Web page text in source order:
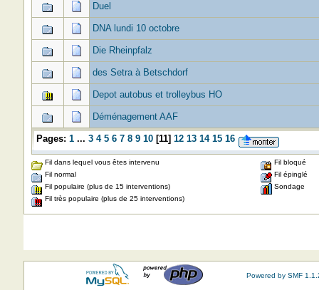
Duel
DNA lundi 10 octobre
Die Rheinpfalz
des Setra à Betschdorf
Depot autobus et trolleybus HO
Déménagement AAF
Pages: 1 ... 3 4 5 6 7 8 9 10[11] 12 13 14 15 16
Fil dans lequel vous êtes intervenu
Fil normal
Fil populaire (plus de 15 interventions)
Fil très populaire (plus de 25 interventions)
Fil bloqué
Fil épinglé
Sondage
Powered by SMF